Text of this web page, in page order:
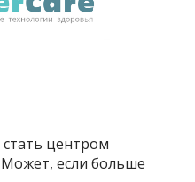
центром
если больше